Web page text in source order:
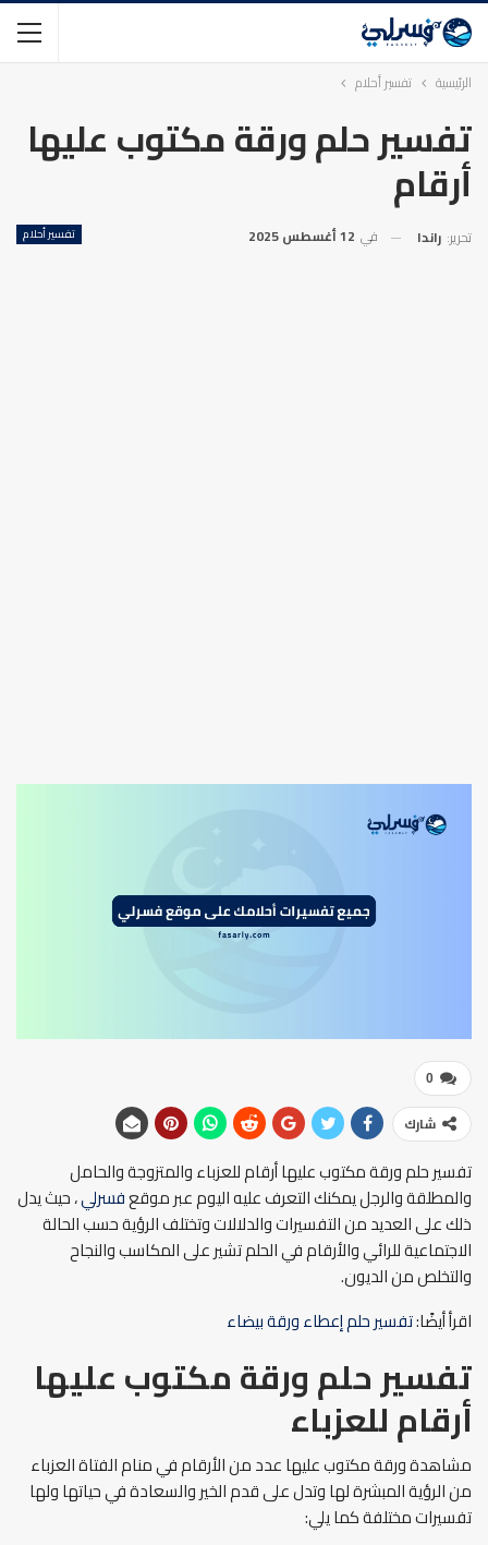
الرئيسية تفسير أحلام
تفسير حلم ورقة مكتوب عليها
أرقام
تفسير أحلام تحرير: راندا في 12 أغسطس 2025
0
شارك
تفسير حلم ورقة مكتوب عليها أرقام للعزباء والمتزوجة والحامل
والمطلقة والرجل يمكنك التعرف عليه اليوم عبر موقعفسرلي، حيث يدل
ذلك على العديد من التفسيرات والدلالات وتختلف الرؤية حسب الحالة
الاجتماعية للرائي والأرقام في الحلم تشير على المكاسب والنجاح
والتخلص من الديون.
اقرأ أيضًا:تفسير حلم إعطاء ورقة بيضاء
تفسير حلم ورقة مكتوب عليها
أرقام للعزباء
مشاهدة ورقة مكتوب عليها عدد من الأرقام في منام الفتاة العزباء
من الرؤية المبشرة لها وتدل على قدم الخير والسعادة في حياتها ولها
تفسيرات مختلفة كما يلي: